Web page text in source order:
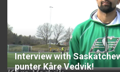
Interview with
punter Kåre Vedvik!